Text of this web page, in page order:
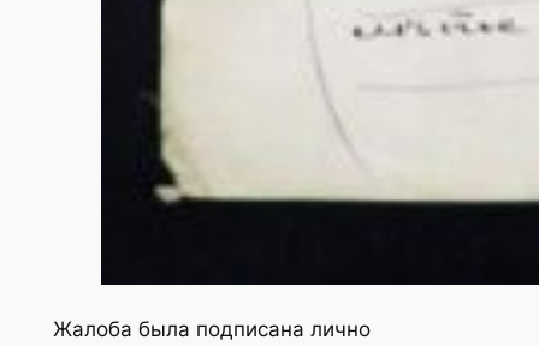
Жалоба была подписана лично